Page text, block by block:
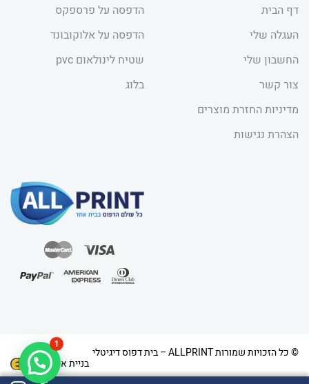
דף הבית
העגלה שלי
החשבון שלי
צור קשר
מדיניות החזרת מוצרים
הצהרת נגישות
הדפסה על פרספקס
הדפסה על אלוקובונד
שטיח לינולאום pvc
בלוג
© כל הזכויות שמורות ALLPRINT – בית דפוס דיגיטלי
בניית אתרים
1